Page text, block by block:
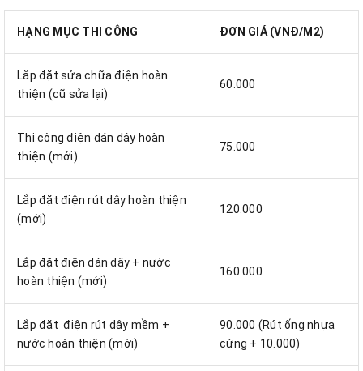
HẠNG MỤC THI CÔNG ĐƠN GIÁ (VNĐ/M2)
Lắp đặt sửa chữa điện hoàn
thiện (cũ sửa lại)
60.000
Thi công điện dán dây hoàn
thiện (mới)
75.000
Lắp đặt điện rút dây hoàn thiện
(mới)
120.000
Lắp đặt điện dán dây + nước
hoàn thiện (mới)
160.000
Lắp đặt điện rút dây mềm +
nước hoàn thiện (mới)
90.000 (Rút ống nhựa
cứng + 10.000)